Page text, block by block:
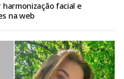
harmonização facial e
na web